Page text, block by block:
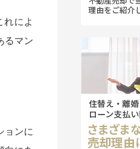
れによ
るマン
ョンに